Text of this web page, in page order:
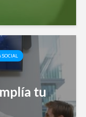
SOCIAL
tu